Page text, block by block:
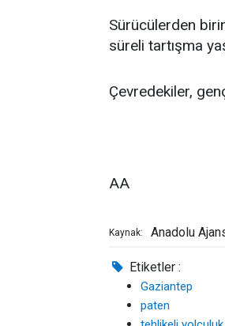
Sürücülerden
süreli tartışma
Çevredekiler,
AA
Kaynak: Anadolu
Etiketler :
Gaziantep
paten